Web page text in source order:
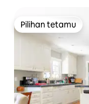
Pilihan tetamu
Pilihan tetamu